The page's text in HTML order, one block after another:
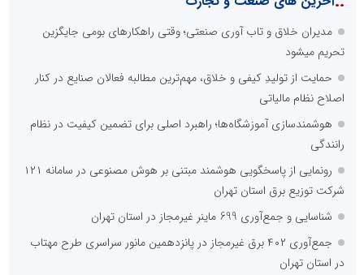
مدیران خلاق و تاب آوری صنعتی؛ وقتی راهکارهای بومی جایگزین
تحریم میشود
حمایت از تولیدِ کیفی و خلاق، مهم‌ترین مطالبه فعالان صنایع در کنار
اصلاح نظام مالیاتی
هوشمندسازی آموزشگاه‌ها؛ راهبرد اصلی برای تضمین کیفیت در نظام
رانندگی
رونمایی از پاسخگویی هوشمند مبتنی بر هوش مصنوعی در سامانه ۱۲۱
شرکت توزیع برق استان تهران
شناسایی و جمع‌آوری 699 ماینر غیرمجاز در استان تهران
جمع‌آوری ۴۰۲ برق غیرمجاز در پانزدهمین مانور سراسری طرح مهتاب
در استان تهران